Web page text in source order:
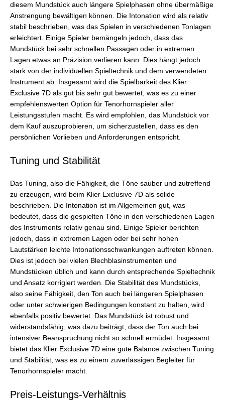
diesem Mundstück auch längere Spielphasen ohne übermäßige
Anstrengung bewältigen können. Die Intonation wird als relativ
stabil beschrieben, was das Spielen in verschiedenen Tonlagen
erleichtert. Einige Spieler bemängeln jedoch, dass das
Mundstück bei sehr schnellen Passagen oder in extremen
Lagen etwas an Präzision verlieren kann. Dies hängt jedoch
stark von der individuellen Spieltechnik und dem verwendeten
Instrument ab. Insgesamt wird die Spielbarkeit des Klier
Exclusive 7D als gut bis sehr gut bewertet, was es zu einer
empfehlenswerten Option für Tenorhornspieler aller
Leistungsstufen macht. Es wird empfohlen, das Mundstück vor
dem Kauf auszuprobieren, um sicherzustellen, dass es den
persönlichen Vorlieben und Anforderungen entspricht.
Tuning und Stabilität
Das Tuning, also die Fähigkeit, die Töne sauber und zutreffend
zu erzeugen, wird beim Klier Exclusive 7D als solide
beschrieben. Die Intonation ist im Allgemeinen gut, was
bedeutet, dass die gespielten Töne in den verschiedenen Lagen
des Instruments relativ genau sind. Einige Spieler berichten
jedoch, dass in extremen Lagen oder bei sehr hohen
Lautstärken leichte Intonationsschwankungen auftreten können.
Dies ist jedoch bei vielen Blechblasinstrumenten und
Mundstücken üblich und kann durch entsprechende Spieltechnik
und Ansatz korrigiert werden. Die Stabilität des Mundstücks,
also seine Fähigkeit, den Ton auch bei längeren Spielphasen
oder unter schwierigen Bedingungen konstant zu halten, wird
ebenfalls positiv bewertet. Das Mundstück ist robust und
widerstandsfähig, was dazu beiträgt, dass der Ton auch bei
intensiver Beanspruchung nicht so schnell ermüdet. Insgesamt
bietet das Klier Exclusive 7D eine gute Balance zwischen Tuning
und Stabilität, was es zu einem zuverlässigen Begleiter für
Tenorhornspieler macht.
Preis-Leistungs-Verhältnis